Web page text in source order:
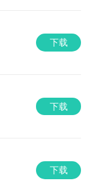
下载
下载
下载